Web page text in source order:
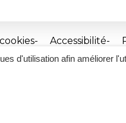
d'utilisation afin améliorer
Accessibilité